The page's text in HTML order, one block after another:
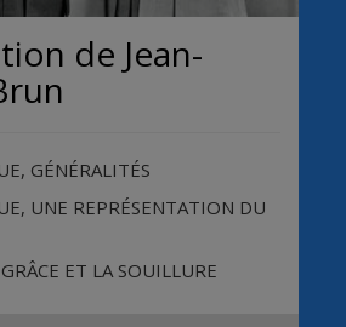
de Jean-
GÉNÉRALITÉS
UNE REPRÉSENTATION DU
ET LA SOUILLURE